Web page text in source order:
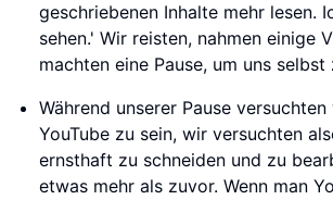
geschriebenen Inhalte mehr lesen.
sehen.' Wir reisten, nahmen einige
machten eine Pause, um uns selbst
Während unserer Pause
YouTube zu sein, wir versuchten
ernsthaft zu schneiden und zu
etwas mehr als zuvor. Wenn man